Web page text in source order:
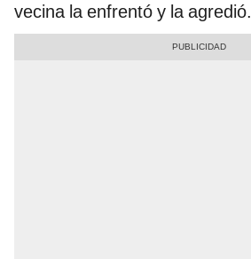
vecina la enfrentó y la agredió.